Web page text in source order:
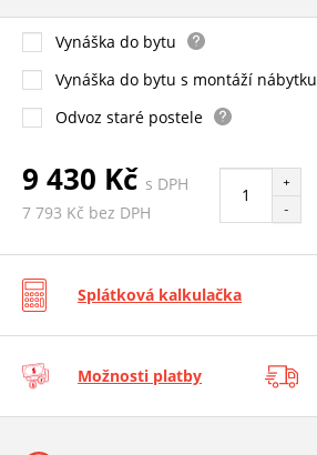
Vynáška do bytu
Vynáška do bytu s montáží nábytku
Odvoz staré postele
9 430 Kč s DPH
7 793 Kč bez DPH
+
-
Splátková kalkulačka
Možnosti platby